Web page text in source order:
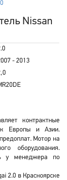
Nissan
- 2013
контрактные
Европы и Азии.
Мотор на
оборудования.
у менеджера по
2.0 в Красноярске